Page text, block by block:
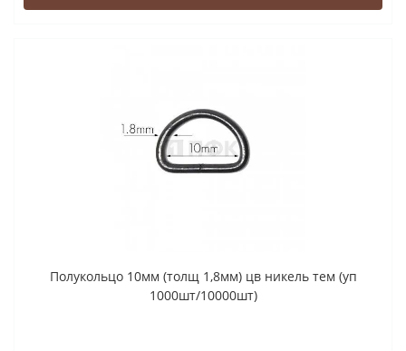
Полукольцо 10мм (толщ 1,8мм) цв никель тем (уп
1000шт/10000шт)